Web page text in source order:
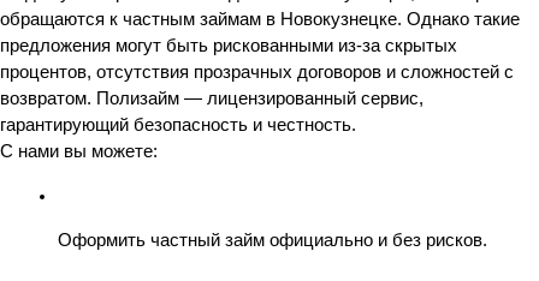
обращаются к частным займам в Новокузнецке. Однако такие
предложения могут быть рискованными из-за скрытых
процентов, отсутствия прозрачных договоров и сложностей с
возвратом. Полизайм — лицензированный сервис,
гарантирующий безопасность и честность.
С нами вы можете:
Оформить частный займ официально и без рисков.